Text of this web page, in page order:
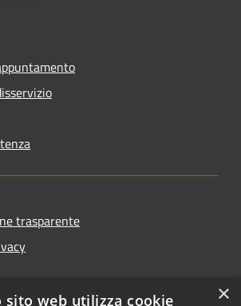
trasparente
accessibilità
×
sito web utilizza cookie